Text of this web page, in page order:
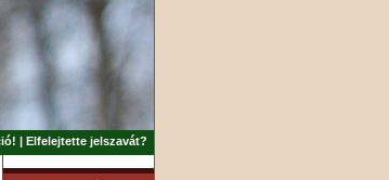
| Elfelejtette jelszavát?